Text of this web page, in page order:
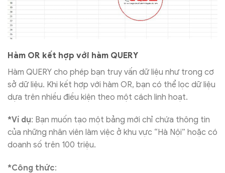
Hàm OR kết hợp với hàm QUERY
Hàm QUERY cho phép bạn truy vấn dữ liệu như trong cơ
sở dữ liệu. Khi kết hợp với hàm OR, bạn có thể lọc dữ liệu
dựa trên nhiều điều kiện theo một cách linh hoạt.
*Ví dụ: Bạn muốn tạo một bảng mới chỉ chứa thông tin
của những nhân viên làm việc ở khu vực “Hà Nội” hoặc có
doanh số trên 100 triệu.
*Công thức: